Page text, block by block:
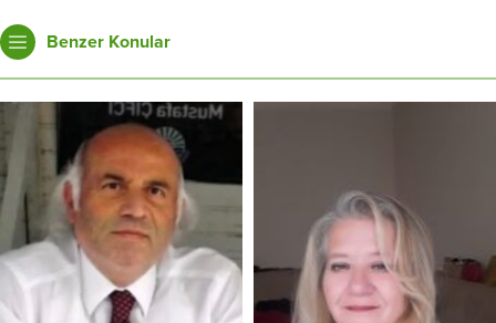
Benzer Konular